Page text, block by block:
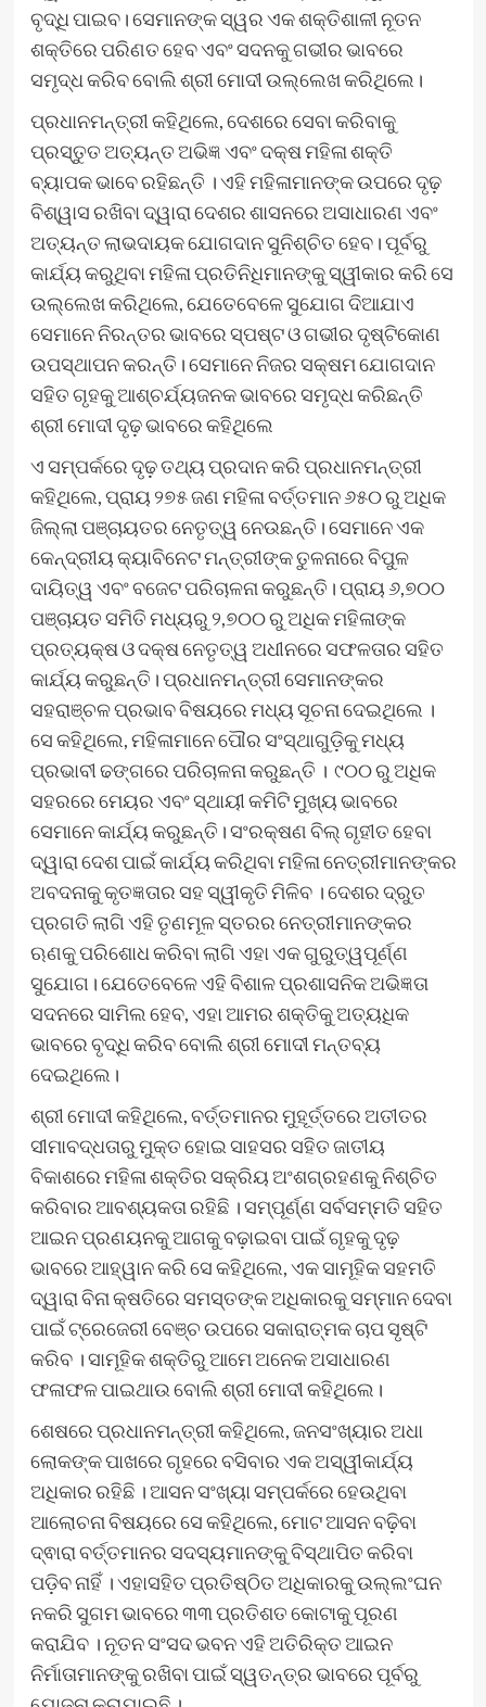
ବୃଦ୍ଧି ପାଇବ। ସେମାନଙ୍କ ସ୍ୱର ଏକ ଶକ୍ତିଶାଳୀ ନୂତନ
ଶକ୍ତିରେ ପରିଣତ ହେବ ଏବଂ ସଦନକୁ ଗଭୀର ଭାବରେ
ସମୃଦ୍ଧ କରିବ ବୋଲି ଶ୍ରୀ ମୋଦୀ ଉଲ୍ଲେଖ କରିଥିଲେ।
ପ୍ରଧାନମନ୍ତ୍ରୀ କହିଥିଲେ, ଦେଶରେ ସେବା କରିବାକୁ
ପ୍ରସ୍ତୁତ ଅତ୍ୟନ୍ତ ଅଭିଜ୍ଞ ଏବଂ ଦକ୍ଷ ମହିଳା ଶକ୍ତି
ବ୍ୟାପକ ଭାବେ ରହିଛନ୍ତି । ଏହି ମହିଳାମାନଙ୍କ ଉପରେ ଦୃଢ଼
ବିଶ୍ୱାସ ରଖିବା ଦ୍ୱାରା ଦେଶର ଶାସନରେ ଅସାଧାରଣ ଏବଂ
ଅତ୍ୟନ୍ତ ଲାଭଦାୟକ ଯୋଗଦାନ ସୁନିଶ୍ଚିତ ହେବ। ପୂର୍ବରୁ
କାର୍ଯ୍ୟ କରୁଥିବା ମହିଳା ପ୍ରତିନିଧିମାନଙ୍କୁ ସ୍ୱୀକାର କରି ସେ
ଉଲ୍ଲେଖ କରିଥିଲେ, ଯେତେବେଳେ ସୁଯୋଗ ଦିଆଯାଏ
ସେମାନେ ନିରନ୍ତର ଭାବରେ ସ୍ପଷ୍ଟ ଓ ଗଭୀର ଦୃଷ୍ଟିକୋଣ
ଉପସ୍ଥାପନ କରନ୍ତି। ସେମାନେ ନିଜର ସକ୍ଷମ ଯୋଗଦାନ
ସହିତ ଗୃହକୁ ଆଶ୍ଚର୍ଯ୍ୟଜନକ ଭାବରେ ସମୃଦ୍ଧ କରିଛନ୍ତି
ଶ୍ରୀ ମୋଦୀ ଦୃଢ଼ ଭାବରେ କହିଥିଲେ
ଏ ସମ୍ପର୍କରେ ଦୃଢ଼ ତଥ୍ୟ ପ୍ରଦାନ କରି ପ୍ରଧାନମନ୍ତ୍ରୀ
କହିଥିଲେ, ପ୍ରାୟ ୨୭୫ ଜଣ ମହିଳା ବର୍ତ୍ତମାନ ୬୫୦ ରୁ ଅଧିକ
ଜିଲ୍ଲା ପଞ୍ଚାୟତର ନେତୃତ୍ୱ ନେଉଛନ୍ତି। ସେମାନେ ଏକ
କେନ୍ଦ୍ରୀୟ କ୍ୟାବିନେଟ ମନ୍ତ୍ରୀଙ୍କ ତୁଳନାରେ ବିପୁଳ
ଦାୟିତ୍ୱ ଏବଂ ବଜେଟ ପରିଚାଳନା କରୁଛନ୍ତି। ପ୍ରାୟ ୬,୭୦୦
ପଞ୍ଚାୟତ ସମିତି ମଧ୍ୟରୁ ୨,୭୦୦ ରୁ ଅଧିକ ମହିଳାଙ୍କ
ପ୍ରତ୍ୟକ୍ଷ ଓ ଦକ୍ଷ ନେତୃତ୍ୱ ଅଧୀନରେ ସଫଳତାର ସହିତ
କାର୍ଯ୍ୟ କରୁଛନ୍ତି। ପ୍ରଧାନମନ୍ତ୍ରୀ ସେମାନଙ୍କର
ସହରାଞ୍ଚଳ ପ୍ରଭାବ ବିଷୟରେ ମଧ୍ୟ ସୂଚନା ଦେଇଥିଲେ ।
ସେ କହିଥିଲେ, ମହିଳାମାନେ ପୌର ସଂସ୍ଥାଗୁଡ଼ିକୁ ମଧ୍ୟ
ପ୍ରଭାବୀ ଢଙ୍ଗରେ ପରିଚାଳନା କରୁଛନ୍ତି । ୯୦୦ ରୁ ଅଧିକ
ସହରରେ ମେୟର ଏବଂ ସ୍ଥାୟୀ କମିଟି ମୁଖ୍ୟ ଭାବରେ
ସେମାନେ କାର୍ଯ୍ୟ କରୁଛନ୍ତି। ସଂରକ୍ଷଣ ବିଲ୍ ଗୃହୀତ ହେବା
ଦ୍ୱାରା ଦେଶ ପାଇଁ କାର୍ଯ୍ୟ କରିଥିବା ମହିଳା ନେତ୍ରୀମାନଙ୍କର
ଅବଦନାକୁ କୃତଜ୍ଞତାର ସହ ସ୍ୱୀକୃତି ମିଳିବ । ଦେଶର ଦ୍ରୁତ
ପ୍ରଗତି ଲାଗି ଏହି ତୃଣମୂଳ ସ୍ତରର ନେତ୍ରୀମାନଙ୍କର
ଋଣକୁ ପରିଶୋଧ କରିବା ଲାଗି ଏହା ଏକ ଗୁରୁତ୍ୱପୂର୍ଣ୍ଣ
ସୁଯୋଗ। ଯେତେବେଳେ ଏହି ବିଶାଳ ପ୍ରଶାସନିକ ଅଭିଜ୍ଞତା
ସଦନରେ ସାମିଲ ହେବ, ଏହା ଆମର ଶକ୍ତିକୁ ଅତ୍ୟଧିକ
ଭାବରେ ବୃଦ୍ଧି କରିବ ବୋଲି ଶ୍ରୀ ମୋଦୀ ମନ୍ତବ୍ୟ
ଦେଇଥିଲେ।
ଶ୍ରୀ ମୋଦୀ କହିଥିଲେ, ବର୍ତ୍ତମାନର ମୁହୂର୍ତ୍ତରେ ଅତୀତର
ସୀମାବଦ୍ଧତାରୁ ମୁକ୍ତ ହୋଇ ସାହସର ସହିତ ଜାତୀୟ
ବିକାଶରେ ମହିଳା ଶକ୍ତିର ସକ୍ରିୟ ଅଂଶଗ୍ରହଣକୁ ନିଶ୍ଚିତ
କରିବାର ଆବଶ୍ୟକତା ରହିଛି । ସମ୍ପୂର୍ଣ୍ଣ ସର୍ବସମ୍ମତି ସହିତ
ଆଇନ ପ୍ରଣୟନକୁ ଆଗକୁ ବଢ଼ାଇବା ପାଇଁ ଗୃହକୁ ଦୃଢ଼
ଭାବରେ ଆହ୍ୱାନ କରି ସେ କହିଥିଲେ, ଏକ ସାମୂହିକ ସହମତି
ଦ୍ୱାରା ବିନା କ୍ଷତିରେ ସମସ୍ତଙ୍କ ଅଧିକାରକୁ ସମ୍ମାନ ଦେବା
ପାଇଁ ଟ୍ରେଜେରୀ ବେଞ୍ଚ ଉପରେ ସକାରାତ୍ମକ ଚାପ ସୃଷ୍ଟି
କରିବ । ସାମୂହିକ ଶକ୍ତିରୁ ଆମେ ଅନେକ ଅସାଧାରଣ
ଫଳାଫଳ ପାଇଥାଉ ବୋଲି ଶ୍ରୀ ମୋଦୀ କହିଥିଲେ।
ଶେଷରେ ପ୍ରଧାନମନ୍ତ୍ରୀ କହିଥିଲେ, ଜନସଂଖ୍ୟାର ଅଧା
ଲୋକଙ୍କ ପାଖରେ ଗୃହରେ ବସିବାର ଏକ ଅସ୍ୱୀକାର୍ଯ୍ୟ
ଅଧିକାର ରହିଛି । ଆସନ ସଂଖ୍ୟା ସମ୍ପର୍କରେ ହେଉଥିବା
ଆଲୋଚନା ବିଷୟରେ ସେ କହିଥିଲେ, ମୋଟ ଆସନ ବଢ଼ିବା
ଦ୍ଵାରା ବର୍ତ୍ତମାନର ସଦସ୍ୟମାନଙ୍କୁ ବିସ୍ଥାପିତ କରିବା
ପଡ଼ିବ ନାହିଁ । ଏହାସହିତ ପ୍ରତିଷ୍ଠିତ ଅଧିକାରକୁ ଉଲ୍ଲଂଘନ
ନକରି ସୁଗମ ଭାବରେ ୩୩ ପ୍ରତିଶତ କୋଟାକୁ ପୂରଣ
କରାଯିବ । ନୂତନ ସଂସଦ ଭବନ ଏହି ଅତିରିକ୍ତ ଆଇନ
ନିର୍ମାତାମାନଙ୍କୁ ରଖିବା ପାଇଁ ସ୍ୱତନ୍ତ୍ର ଭାବରେ ପୂର୍ବରୁ